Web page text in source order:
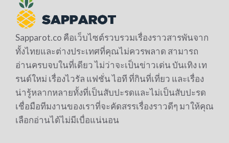
Sapparot.co คือเว็บไซต์รวบรวมเรื่องราวสารพันจาก
ทั้งไทยและต่างประเทศที่คุณไม่ควรพลาด สามารถ
อ่านครบจบในที่เดียว ไม่ว่าจะเป็นข่าวเด่น บันเทิง เท
รนด์ใหม่ เรื่องไวรัล แฟชั่น ไอที ที่กินที่เที่ยว และเรื่อง
น่ารู้หลากหลายทั้งที่เป็นสับปะรดและไม่เป็นสับปะรด
เชื่อมือทีมงานของเราที่จะคัดสรรเรื่องราวดีๆ มาให้คุณ
เลือกอ่านได้ไม่มีเบื่อแน่นอน